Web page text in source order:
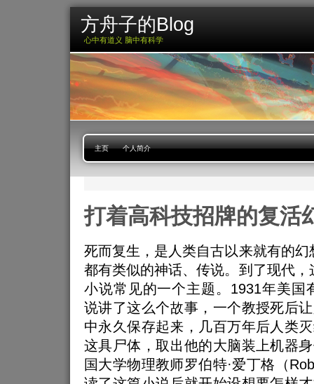
方舟子的Blog
心中有道义 脑中有科学
主页 个人简介
打着高科技招牌的复活
死而复生，是人类自古以来就有的幻
都有类似的神话、传说。到了现代，
小说常见的一个主题。1931年美国
说讲了这么个故事，一个教授死后
中永久保存起来，几百万年后人类
这具尸体，取出他的大脑装上机器
国大学物理教师罗伯特·爱丁格（